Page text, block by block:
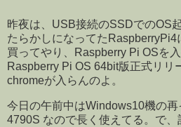
昨夜は、USB接続のSSDでのOS
たらかしになってた
買ってやり、Raspberry Pi OSを
Raspberry Pi OS 64bit版正式リリ
chromeが入らんのよ。
今日の午前中はWindows10機の
4790S なので長く使えてる。で、